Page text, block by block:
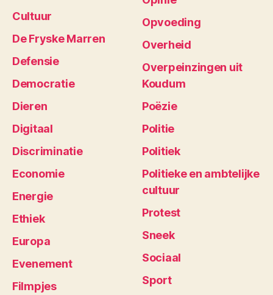
Cultuur
De Fryske Marren
Defensie
Democratie
Dieren
Digitaal
Discriminatie
Economie
Energie
Ethiek
Europa
Evenement
Filmpjes
Opvoeding
Overheid
Overpeinzingen uit
Koudum
Poëzie
Politie
Politiek
Politieke en ambtelijke
cultuur
Protest
Sneek
Sociaal
Sport